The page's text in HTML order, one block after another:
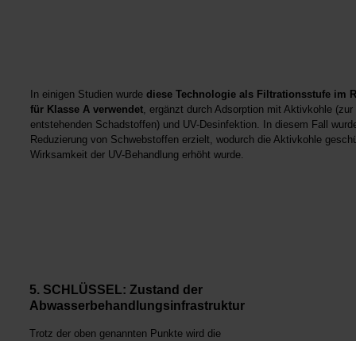
In einigen Studien wurde diese Technologie als Filtrationsstufe im
für Klasse A verwendet, ergänzt durch Adsorption mit Aktivkohle
entstehenden Schadstoffen) und UV-Desinfektion. In diesem Fall
Reduzierung von Schwebstoffen erzielt, wodurch die Aktivkohle
Wirksamkeit der UV-Behandlung erhöht wurde.
5. SCHLÜSSEL: Zustand der
Abwasserbehandlungsinfrastruktur
Trotz der oben genannten Punkte wird die